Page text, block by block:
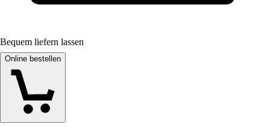
Bequem liefern lassen
Online bestellen